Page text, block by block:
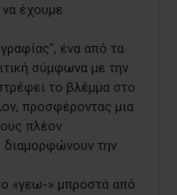
έχουμε
ένα από τα
σύμφωνα με την
το βλέμμα στο
προσφέροντας μια
πλέον
διαμορφώνουν την
«γεω-» μπροστά από